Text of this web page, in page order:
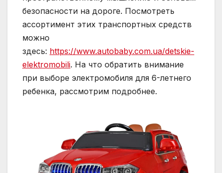
безопасности на дороге. Посмотреть
ассортимент этих транспортных средств
можно
здесь: https://www.autobaby.com.ua/detskie-
elektromobili. На что обратить внимание
при выборе электромобиля для 6-летнего
ребенка, рассмотрим подробнее.